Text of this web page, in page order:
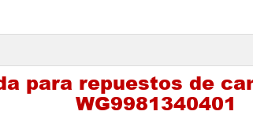
para repuestos de
WG9981340401